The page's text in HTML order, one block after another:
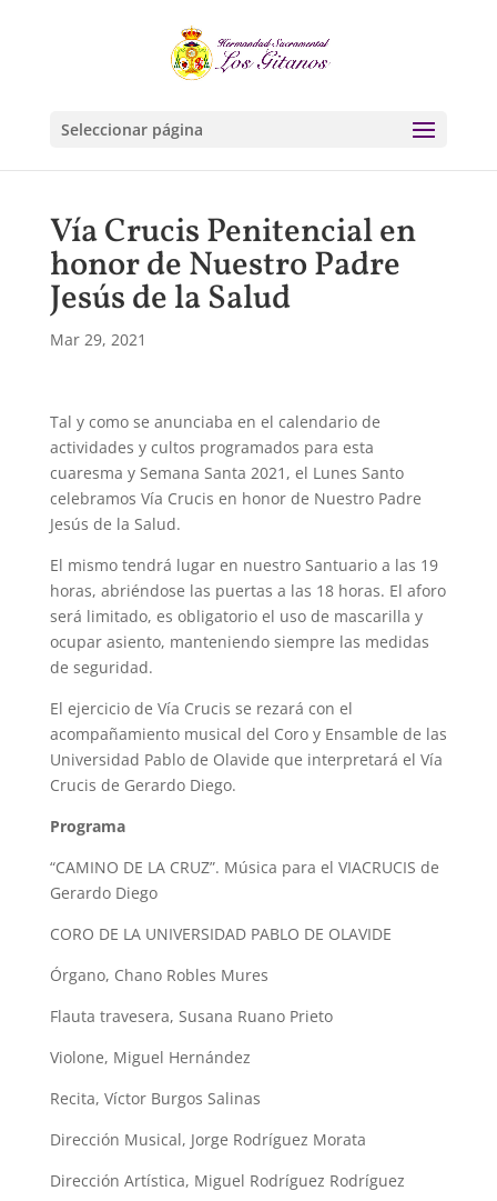
Seleccionar página
Vía Crucis Penitencial en
honor de Nuestro Padre
Jesús de la Salud
Mar 29, 2021
Tal y como se anunciaba en el calendario de
actividades y cultos programados para esta
cuaresma y Semana Santa 2021, el Lunes Santo
celebramos Vía Crucis en honor de Nuestro Padre
Jesús de la Salud.
El mismo tendrá lugar en nuestro Santuario a las 19
horas, abriéndose las puertas a las 18 horas. El aforo
será limitado, es obligatorio el uso de mascarilla y
ocupar asiento, manteniendo siempre las medidas
de seguridad.
El ejercicio de Vía Crucis se rezará con el
acompañamiento musical del Coro y Ensamble de las
Universidad Pablo de Olavide que interpretará el Vía
Crucis de Gerardo Diego.
Programa
“CAMINO DE LA CRUZ”. Música para el VIACRUCIS de
Gerardo Diego
CORO DE LA UNIVERSIDAD PABLO DE OLAVIDE
Órgano, Chano Robles Mures
Flauta travesera, Susana Ruano Prieto
Violone, Miguel Hernández
Recita, Víctor Burgos Salinas
Dirección Musical, Jorge Rodríguez Morata
Dirección Artística, Miguel Rodríguez Rodríguez